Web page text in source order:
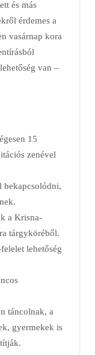
és más
érdemes a
vasárnap kora
van –
15
zenével
bekapcsolódni,
a Krisna-
tárgyköréből.
lehetőség
táncolnak, a
gyermekek is